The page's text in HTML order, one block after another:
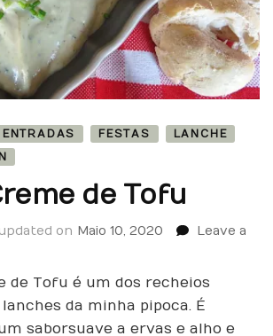
ENTRADAS FESTAS
LANCHE
de Tofu
updated on Maio 10, 2020
Leave a
de Tofu é um dos recheios
da minha pipoca. É
sabor suave a ervas e alho e